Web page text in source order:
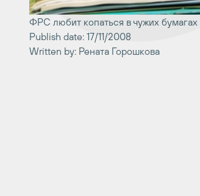
ФРС любит копаться в чужих бумагах
Publish date: 17/11/2008
Written by: Рената Горошкова